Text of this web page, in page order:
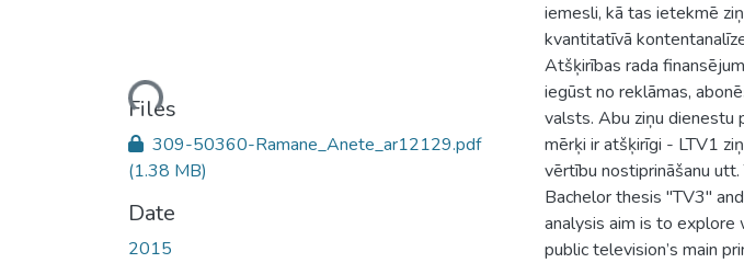
Loading...
Files
309-50360-Ramane_Anete_ar12129.pdf
(1.38 MB)
Date
2015
iemesli, kā tas ietekmē
kvantitatīvā
Atšķirības rada
iegūst no reklāmas,
valsts. Abu ziņu dienestu
mērķi ir atšķirīgi - LTV1
vērtību nostiprināšanu
Bachelor thesis "TV3"
analysis aim is to
public television’s main